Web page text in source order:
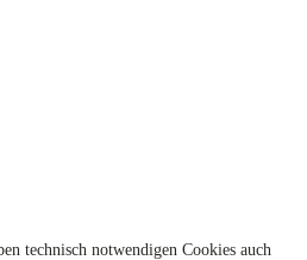
technisch notwendigen Cookies auch